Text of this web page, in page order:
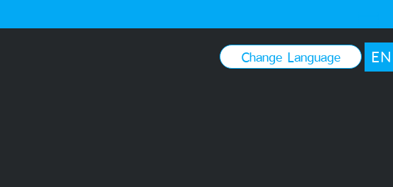
Change Language EN